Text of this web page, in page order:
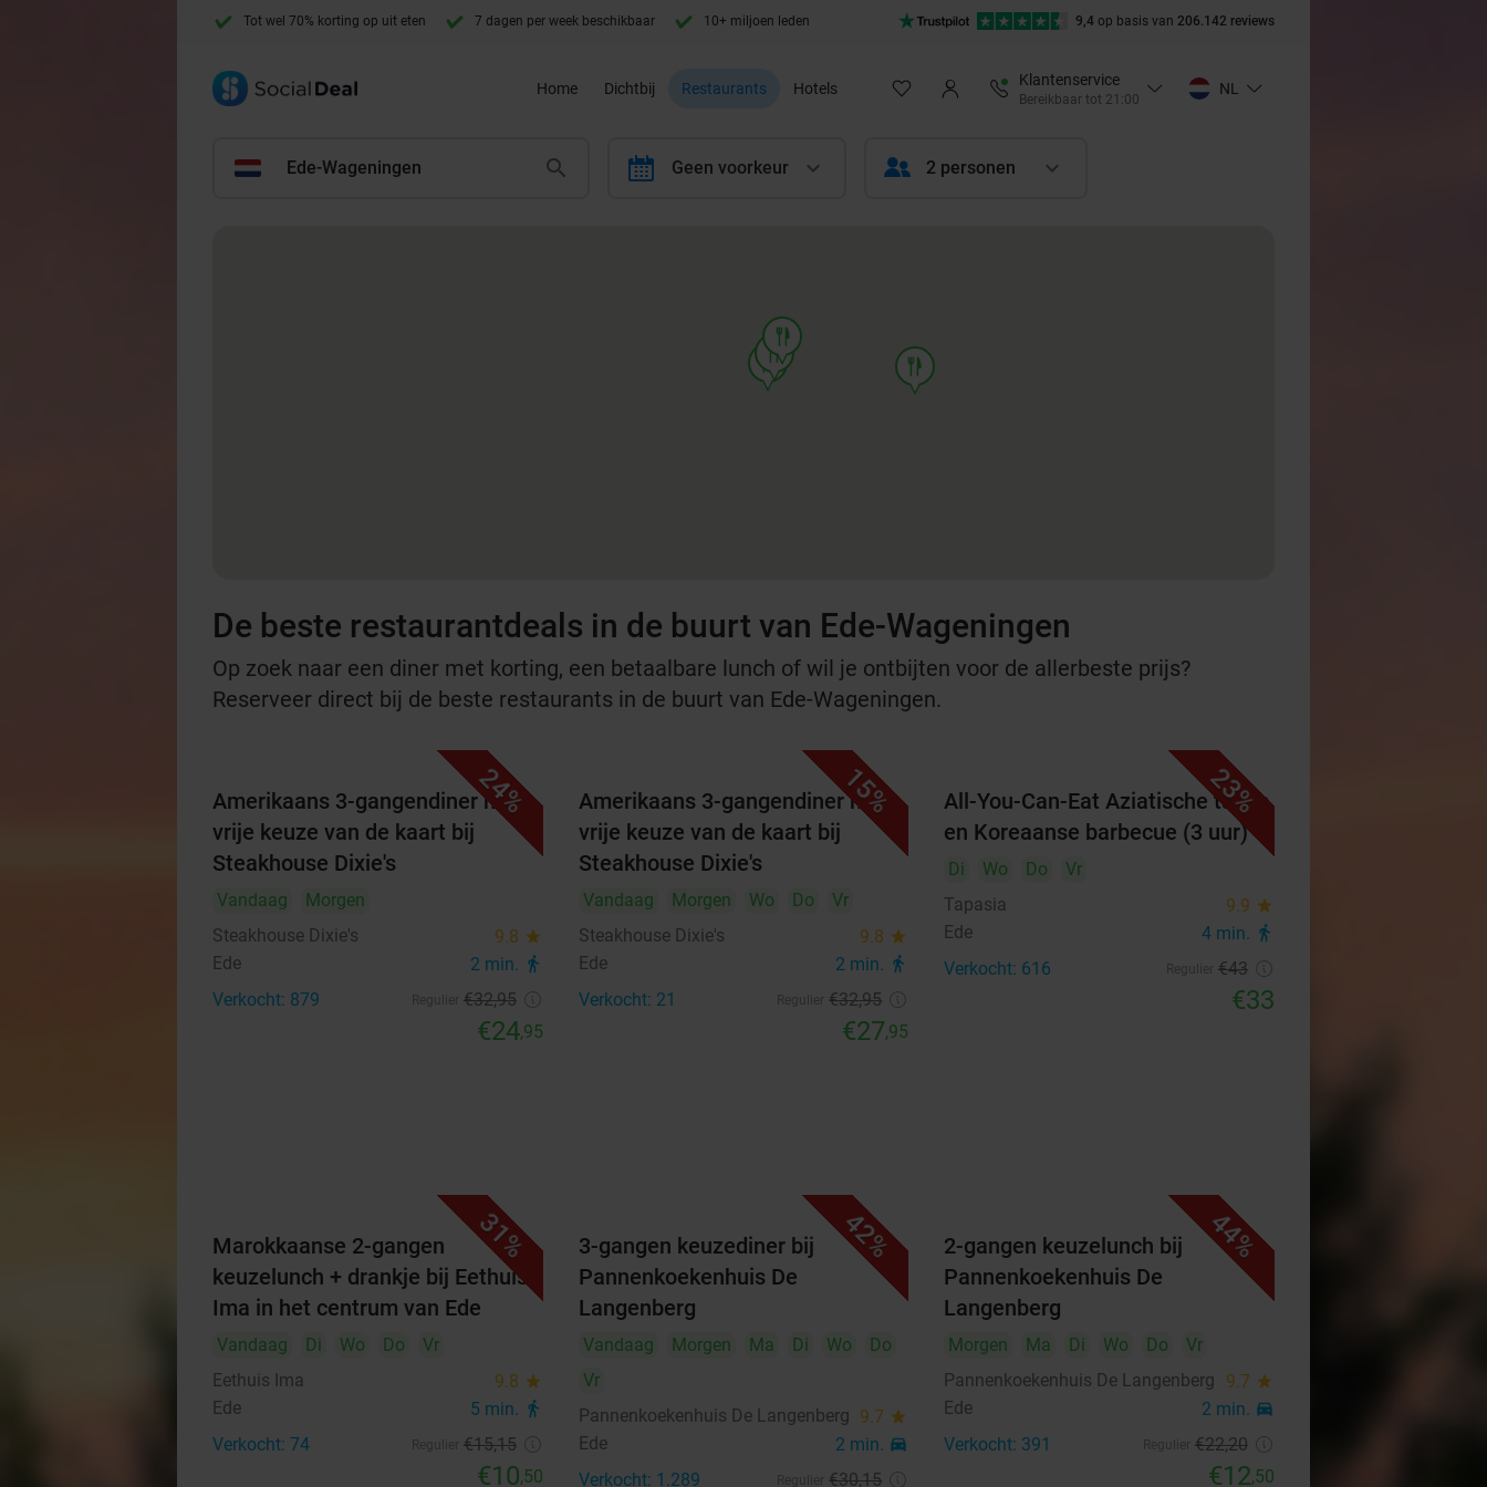
Tot wel 70% korting op uit eten 7 dagen per week beschikbaar 10+ miljoen leden 9,4 op basis van 206.142 reviews
Home Dichtbij Restaurants Hotels
Klantenservice
Bereikbaar tot 21:00
NL
Ede-Wageningen calendar Geen voorkeur 2 personen
food
food
food
food
De beste restaurantdeals in de buurt van Ede-Wageningen
Op zoek naar een diner met korting, een betaalbare lunch of wil je ontbijten voor de allerbeste prijs?
Reserveer direct bij de beste restaurants in de buurt van Ede-Wageningen.
24%
Amerikaans 3-gangendiner met
vrije keuze van de kaart bij
Steakhouse Dixie's
Vandaag
Morgen
Steakhouse Dixie's
9.8 star
Ede 2 min. directions_walk
Verkocht: 879 €32,95
€24,95
15%
Amerikaans 3-gangendiner met
vrije keuze van de kaart bij
Steakhouse Dixie's
Vandaag Morgen Wo Do
Vr
Steakhouse Dixie's
9.8 star
Ede 2 min. directions_walk
Verkocht: 21 €32,95
€27,95
23%
All-You-Can-Eat Aziatische tapas
en Koreaanse barbecue (3 uur)
Di Wo Do
Vr
Tapasia
9.9 star
Ede 4 min. directions_walk
Verkocht: 616 €43
€33
31%
Marokkaanse 2-gangen
keuzelunch + drankje bij Eethuis
Ima in het centrum van Ede
Vandaag Di Wo Do
Vr
Eethuis Ima
9.8 star
Ede 5 min. directions_walk
Verkocht: 74 €15,15
€10,50
42%
3-gangen keuzediner bij
Pannenkoekenhuis De
Langenberg
Vandaag Morgen Ma Di Wo
Do
Vr
Pannenkoekenhuis De Langenberg 9.7 star
Ede 2 min. directions_car
Verkocht: 1.289 €30,15
44%
2-gangen keuzelunch bij
Pannenkoekenhuis De
Langenberg
Morgen Ma Di Wo Do
Vr
Pannenkoekenhuis De Langenberg
9.7 star
Ede 2 min. directions_car
Verkocht: 391 €22,20
€12,50